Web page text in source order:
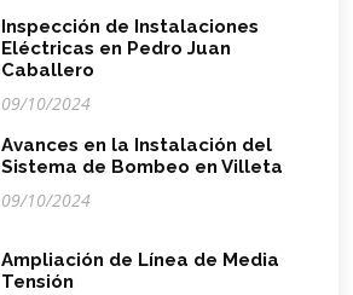
Inspección de Instalaciones
Eléctricas en Pedro Juan
Caballero
09/10/2024
Avances en la Instalación del
Sistema de Bombeo en Villeta
09/10/2024
Ampliación de Línea de Media
Tensión